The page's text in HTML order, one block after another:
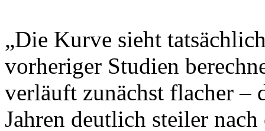
„Die Kurve sieht
vorheriger Studien
verläuft zunächst flacher –
Jahren deutlich steiler